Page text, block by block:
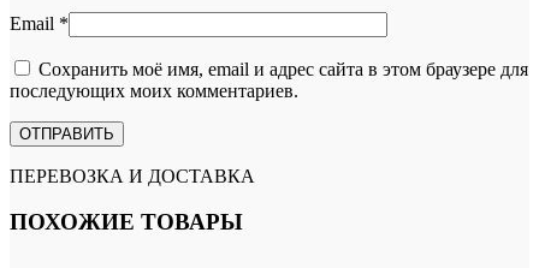
Email *
Сохранить моё имя, email и адрес сайта в этом браузере для
последующих моих комментариев.
ПЕРЕВОЗКА И ДОСТАВКА
ПОХОЖИЕ ТОВАРЫ